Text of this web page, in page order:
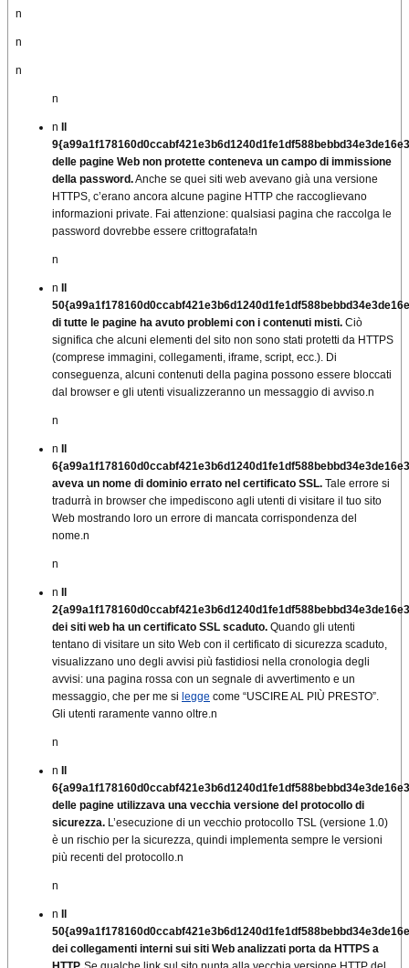
n
n
n
n
n Il
delle pagine Web non protette conteneva un campo di immissione
della password.Anche se quei siti web avevano già una versione
HTTPS, c’erano ancora alcune pagine HTTP che raccoglievano
informazioni private. Fai attenzione: qualsiasi pagina che raccolga le
password dovrebbe essere crittografata!n
n
n Il
di tutte le pagine ha avuto problemi con i contenuti misti. Ciò
significa che alcuni elementi del sito non sono stati protetti da HTTPS
(comprese immagini, collegamenti, iframe, script, ecc.). Di
conseguenza, alcuni contenuti della pagina possono essere bloccati
dal browser e gli utenti visualizzeranno un messaggio di avviso. n
n
n Il
aveva un nome di dominio errato nel certificato SSL. Tale errore si
tradurrà in browser che impediscono agli utenti di visitare il tuo sito
Web mostrando loro un errore di mancata corrispondenza del
nome. n
n
n Il
dei siti web ha un certificato SSL scaduto. Quando gli utenti
tentano di visitare un sito Web con il certificato di sicurezza scaduto,
visualizzano uno degli avvisi più fastidiosi nella cronologia degli
avvisi: una pagina rossa con un segnale di avvertimento e un
messaggio, che per me si legge come “USCIRE AL PIÙ PRESTO”.
Gli utenti raramente vanno oltre. n
n
n Il
delle pagine utilizzava una vecchia versione del protocollo di
sicurezza. L’esecuzione di un vecchio protocollo TSL (versione 1.0)
è un rischio per la sicurezza, quindi implementa sempre le versioni
più recenti del protocollo. n
n
n Il
dei collegamenti interni sui siti Web analizzati porta da HTTPS a